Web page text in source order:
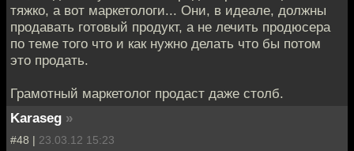
тяжко, а вот маркетологи... Они, в идеале, должны
продавать готовый продукт, а не лечить продюсера
по теме того что и как нужно делать что бы потом
это продать.
Грамотный маркетолог продаст даже столб.
Karaseg »
#48 | 23.03.12 15:23